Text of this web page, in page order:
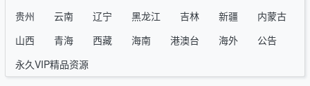
贵州
云南 辽宁 黑龙江 吉林 新疆
内蒙古
山西
青海 西藏 海南 港澳台 海外
公告
永久VIP精品资源